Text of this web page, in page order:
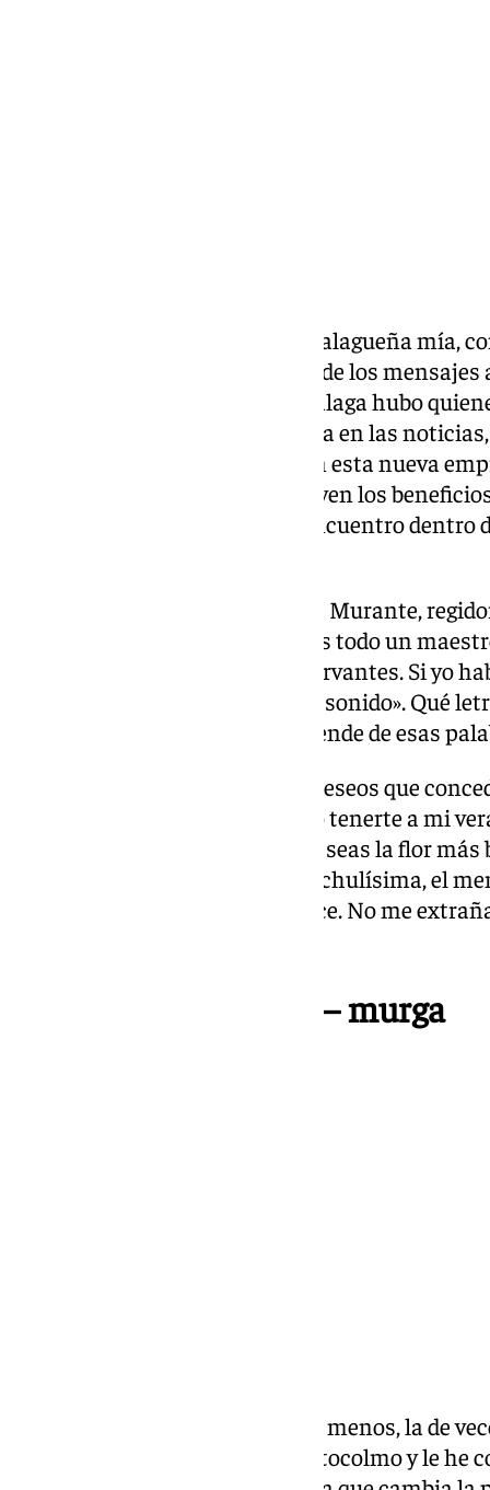
«Hoy vengo para mostrarme, malagueña mía,
sale de mi corazón». El primero de los
con la DANA en Valencia, en Málaga hubo
a una situación parecida: «Alerta en las
futuro, que llevo poco tiempo en esta nueva
si nos quedamos en casa no se ven los
menos necesario: «Y aquí me encuentro dentro
El segundo, un piropito a Carlos Murante,
Málaga: «En los audiovisuales es todo un
maravillas dentro y fuera del Cervantes. Si yo
con la imagen, con la luz, con el sonido». Qué
escrita. Cuánto cariño se desprende de esas
Cuplés de comparsa, sobre los deseos que
vaya estribillo precioso: «Quiero tenerte a mi
sol tiña tu escollera, ay, Málaga, seas la flor
popurrí es chulísimo, la idea es chulísima, el
necesario y ellos suenan de dulce. No me
¡Qué bien me siento! – murga
«Una hora suelto y te echaba de menos, la de
pa mí que tengo el síndrome Estocolmo y le he